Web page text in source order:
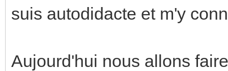
suis autodidacte et m'y
Aujourd'hui nous allons